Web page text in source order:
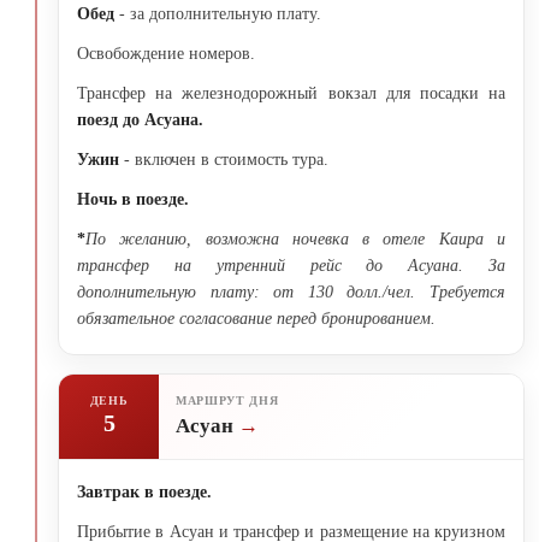
Обед - за дополнительную плату.
Освобождение номеров.
Трансфер на железнодорожный вокзал для посадки на
поезд до Асуана.
Ужин - включен в стоимость тура.
Ночь в поезде.
*По желанию, возможна ночевка в отеле Каира и
трансфер на утренний рейс до Асуана. За
дополнительную плату: от 130 долл./чел. Требуется
обязательное согласование перед бронированием.
ДЕНЬ
5
МАРШРУТ ДНЯ
Асуан
Завтрак в поезде.
Прибытие в Асуан и трансфер и размещение на круизном